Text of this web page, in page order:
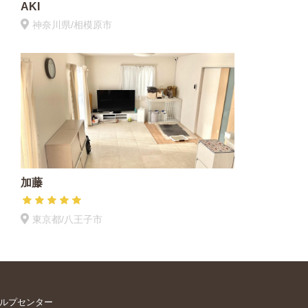
AKI
神奈川県/相模原市
加藤
東京都/八王子市
プセンター